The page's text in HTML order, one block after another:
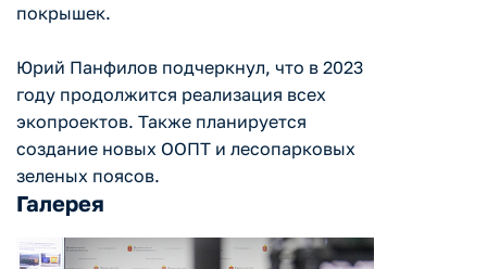
покрышек.
Юрий Панфилов подчеркнул, что в 2023
году продолжится реализация всех
экопроектов. Также планируется
создание новых ООПТ и лесопарковых
зеленых поясов.
Галерея